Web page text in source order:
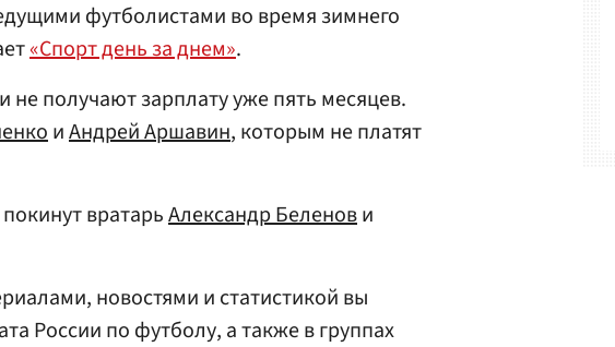
футболистами во время зимнего
«Спорт день за днем».
не получают зарплату уже пять месяцев.
иАндрей Аршавин, которым не платят
вратарьАлександр Беленови
новостями и статистикой вы
России по футболу, а также в группах